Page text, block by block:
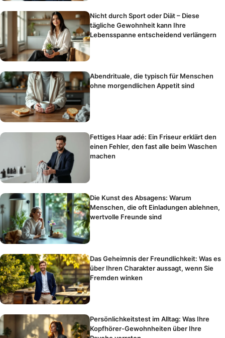
Nicht durch Sport oder Diät – Diese
tägliche Gewohnheit kann Ihre
Lebensspanne entscheidend verlängern
Abendrituale, die typisch für Menschen
ohne morgendlichen Appetit sind
Fettiges Haar adé: Ein Friseur erklärt den
einen Fehler, den fast alle beim Waschen
machen
Die Kunst des Absagens: Warum
Menschen, die oft Einladungen ablehnen,
wertvolle Freunde sind
Das Geheimnis der Freundlichkeit: Was es
über Ihren Charakter aussagt, wenn Sie
Fremden winken
Persönlichkeitstest im Alltag: Was Ihre
Kopfhörer-Gewohnheiten über Ihre